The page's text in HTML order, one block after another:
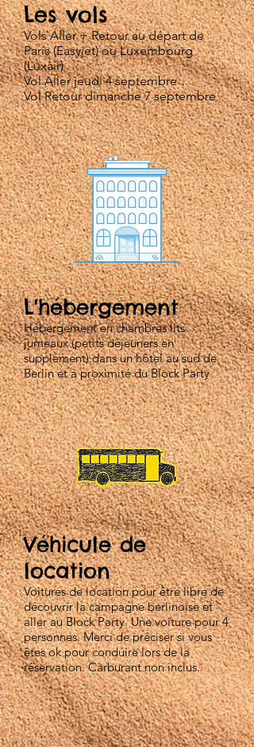
Les vols
Vols Aller + Retour au départ de
Paris (Easyjet) ou Luxembourg
(Luxair)
Vol Aller jeudi 4 septembre
Vol Retour dimanche 7 septembre
L'hébergement
Hébergement en chambres lits
jumeaux (petits déjeuners en
supplément)dans un hôtel au sud de
Berlin et à proximité du Block Party
Véhicule de
location
Voitures de location pour être libre de
découvrir la campagne berlinoise et
aller au Block Party. Une voiture pour 4
personnes. Merci de préciser si vous
êtes ok pour conduire lors de la
réservation. Carburant non inclus.